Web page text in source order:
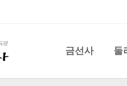
금선사 둘